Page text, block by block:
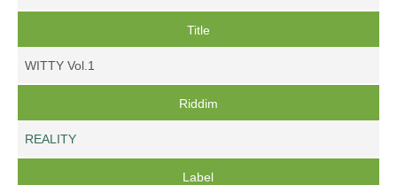
Title
WITTY Vol.1
Riddim
REALITY
Label